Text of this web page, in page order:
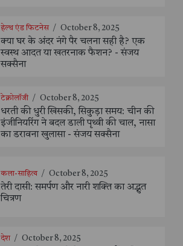
हेल्थ एंड फिटनेस / October 8, 2025
क्या घर के अंदर नंगे पैर चलना सही है? एक
स्वस्थ आदत या खतरनाक फैशन? - संजय
सक्सैना
टेक्नोलॉजी / October 8, 2025
धरती की धुरी खिसकी, सिकुड़ा समय: चीन की
इंजीनियरिंग ने बदल डाली पृथ्वी की चाल, नासा
का डरावना खुलासा - संजय सक्सैना
कला-साहित्य / October 8, 2025
तेरी दासी: समर्पण और नारी शक्ति का अद्भुत
चित्रण
देश / October 8, 2025